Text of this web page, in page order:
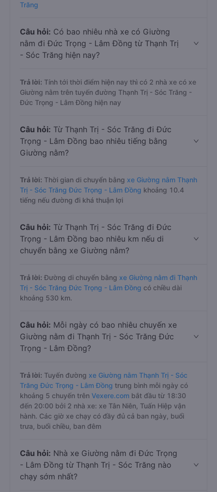
Trăng
Câu hỏi: Có bao nhiêu nhà xe có Giường
nằm đi Đức Trọng - Lâm Đồng từ Thạnh Trị
- Sóc Trăng hiện nay?
Trả lời: Tính tới thời điểm hiện nay thì có 2 nhà xe có xe
Giường nằm trên tuyến đường Thạnh Trị - Sóc Trăng -
Đức Trọng - Lâm Đồng hiện nay
Câu hỏi: Từ Thạnh Trị - Sóc Trăng đi Đức
Trọng - Lâm Đồng bao nhiêu tiếng bằng
Giường nằm?
Trả lời: Thời gian di chuyển bằng xe Giường nằm Thạnh
Trị - Sóc Trăng Đức Trọng - Lâm Đồng khoảng 10.4
tiếng nếu đường đi khá thuận lợi
Câu hỏi: Từ Thạnh Trị - Sóc Trăng đi Đức
Trọng - Lâm Đồng bao nhiêu km nếu di
chuyển bằng xe Giường nằm?
Trả lời: Đường di chuyển bằng xe Giường nằm đi Thạnh
Trị - Sóc Trăng Đức Trọng - Lâm Đồng có chiều dài
khoảng 530 km.
Câu hỏi: Mỗi ngày có bao nhiêu chuyến xe
Giường nằm đi Thạnh Trị - Sóc Trăng Đức
Trọng - Lâm Đồng?
Trả lời: Tuyến đường xe Giường nằm Thạnh Trị - Sóc
Trăng Đức Trọng - Lâm Đồng trung bình mỗi ngày có
khoảng 5 chuyến trên Vexere.com bắt đầu từ 18:30
đến 20:00 bởi 2 nhà xe: xe Tân Niên, Tuấn Hiệp vận
hành. Các giờ xe chạy có đầy đủ cả ban ngày, buổi
trưa, buổi chiều, ban đêm
Câu hỏi: Nhà xe Giường nằm đi Đức Trọng
- Lâm Đồng từ Thạnh Trị - Sóc Trăng nào
chạy sớm nhất?